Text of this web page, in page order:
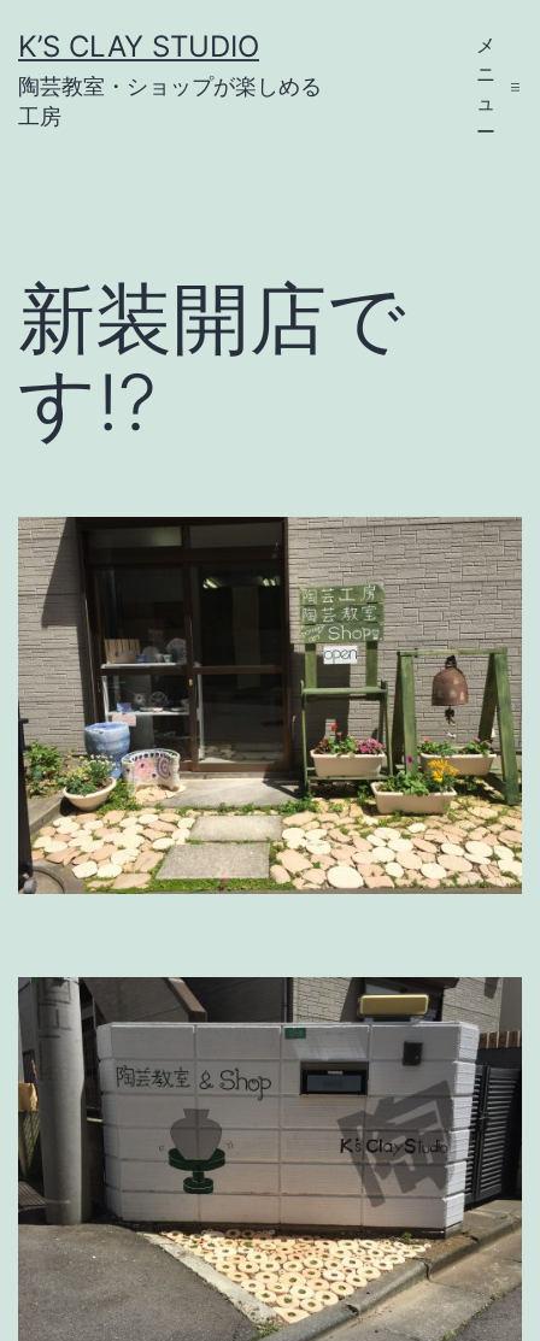
ン
テ
ッ
プ
K’S CLAY STUDIO
陶芸教室・ショップが楽しめる
工房
メ
ニ
ュ
ー
新装開店で
す!?